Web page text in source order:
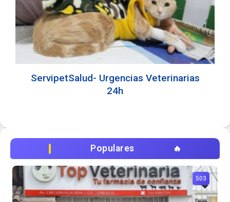
ServipetSalud- Urgencias Veterinarias
24h
Populares
503